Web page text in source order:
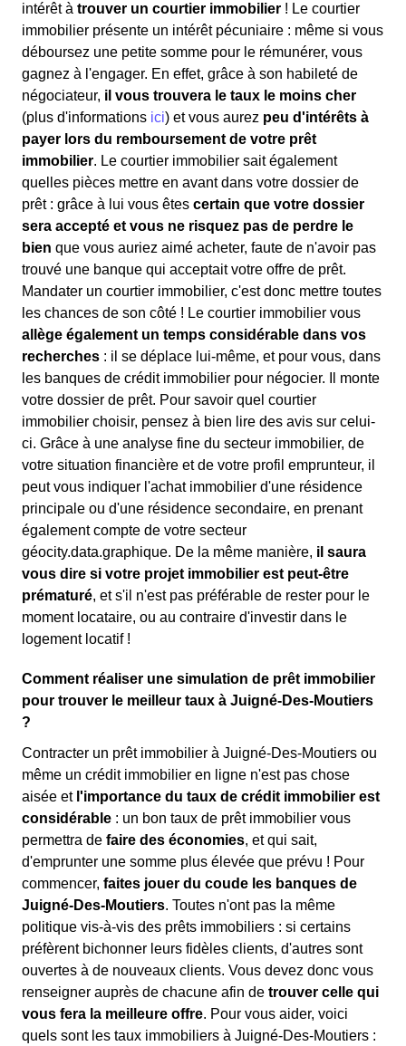
intérêt à trouver un courtier immobilier ! Le courtier
immobilier présente un intérêt pécuniaire : même si vous
déboursez une petite somme pour le rémunérer, vous
gagnez à l'engager. En effet, grâce à son habileté de
négociateur, il vous trouvera le taux le moins cher
(plus d'informations ici) et vous aurez peu d'intérêts à
payer lors du remboursement de votre prêt
immobilier. Le courtier immobilier sait également
quelles pièces mettre en avant dans votre dossier de
prêt : grâce à lui vous êtes certain que votre dossier
sera accepté et vous ne risquez pas de perdre le
bien que vous auriez aimé acheter, faute de n'avoir pas
trouvé une banque qui acceptait votre offre de prêt.
Mandater un courtier immobilier, c'est donc mettre toutes
les chances de son côté ! Le courtier immobilier vous
allège également un temps considérable dans vos
recherches : il se déplace lui-même, et pour vous, dans
les banques de crédit immobilier pour négocier. Il monte
votre dossier de prêt. Pour savoir quel courtier
immobilier choisir, pensez à bien lire des avis sur celui-
ci. Grâce à une analyse fine du secteur immobilier, de
votre situation financière et de votre profil emprunteur, il
peut vous indiquer l'achat immobilier d'une résidence
principale ou d'une résidence secondaire, en prenant
également compte de votre secteur
géocity.data.graphique. De la même manière, il saura
vous dire si votre projet immobilier est peut-être
prématuré, et s'il n'est pas préférable de rester pour le
moment locataire, ou au contraire d'investir dans le
logement locatif !
Comment réaliser une simulation de prêt immobilier
pour trouver le meilleur taux à Juigné-Des-Moutiers
?
Contracter un prêt immobilier à Juigné-Des-Moutiers ou
même un crédit immobilier en ligne n'est pas chose
aisée et l'importance du taux de crédit immobilier est
considérable : un bon taux de prêt immobilier vous
permettra de faire des économies, et qui sait,
d'emprunter une somme plus élevée que prévu ! Pour
commencer, faites jouer du coude les banques de
Juigné-Des-Moutiers. Toutes n'ont pas la même
politique vis-à-vis des prêts immobiliers : si certains
préfèrent bichonner leurs fidèles clients, d'autres sont
ouvertes à de nouveaux clients. Vous devez donc vous
renseigner auprès de chacune afin de trouver celle qui
vous fera la meilleure offre. Pour vous aider, voici
quels sont les taux immobiliers à Juigné-Des-Moutiers :